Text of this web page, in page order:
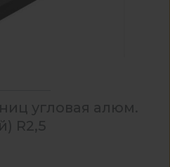
угловая алюм.
R2,5